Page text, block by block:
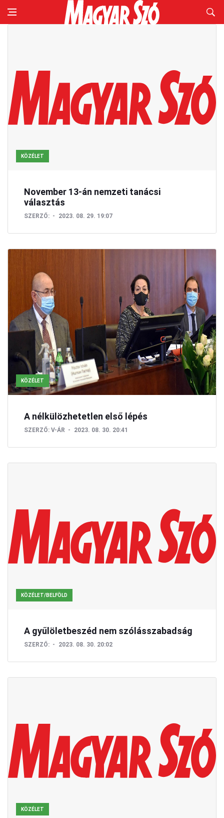
KÖZÉLET
November 13-án nemzeti tanácsi
választás
SZERZŐ: 2023. 08. 29. 19:07
KÖZÉLET
A nélkülözhetetlen első lépés
SZERZŐ: V-ÁR 2023. 08. 30. 20:41
KÖZÉLET/BELFÖLD
A gyűlöletbeszéd nem szólásszabadság
SZERZŐ: 2023. 08. 30. 20:02
KÖZÉLET